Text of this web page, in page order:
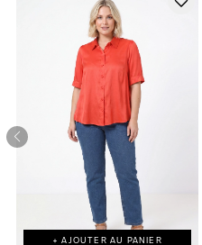
Notre actualité dans le journal
+ AJOUTER AU PANIER